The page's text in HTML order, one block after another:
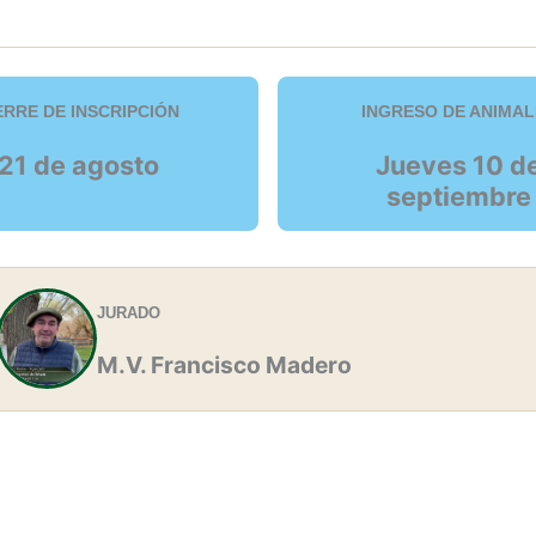
DE INSCRIPCIÓN
de agosto
INGRESO DE
Jueves 10
septiembre
JURADO
M.V. Francisco Madero